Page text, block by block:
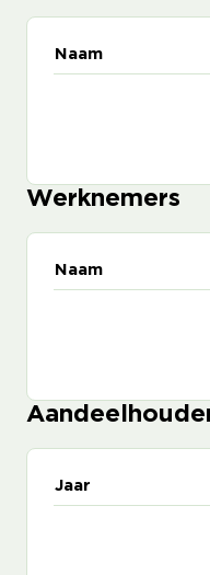
Naam
Werknemers
Naam
Jaar